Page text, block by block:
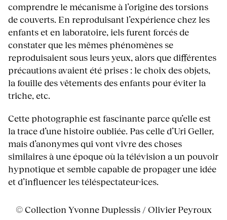
comprendre le mécanisme à l’origine des torsions
de couverts. En reproduisant l’expérience chez les
enfants et en laboratoire, iels furent forcés de
constater que les mêmes phénomènes se
reproduisaient sous leurs yeux, alors que différentes
précautions avaient été prises : le choix des objets,
la fouille des vêtements des enfants pour éviter la
triche, etc.
Cette photographie est fascinante parce qu’elle est
la trace d’une histoire oubliée. Pas celle d’Uri Geller,
mais d’anonymes qui vont vivre des choses
similaires à une époque où la télévision a un pouvoir
hypnotique et semble capable de propager une idée
et d’influencer les téléspectateur·ices.
© Collection Yvonne Duplessis / Olivier Peyroux